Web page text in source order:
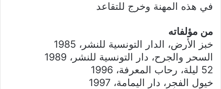
في هذه المهنة وخرج للتقاعد
من مؤلفاته
خبز الأرض، الدار التونسية للنشر، 1985
السحر والجرح، دار التونسية للنشر، 1989
52 ليلة، رحاب المعرفة، 1996
خيول الفجر، دار اليمامة، 1997